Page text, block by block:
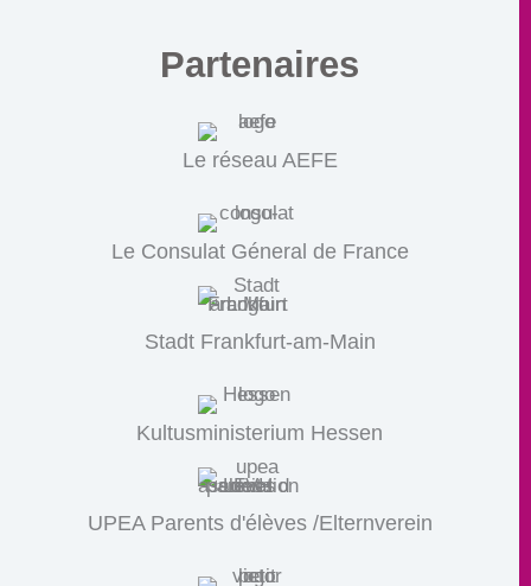
Partenaires
Le réseau AEFE
Le Consulat Géneral de France
Stadt Frankfurt-am-Main
Kultusministerium Hessen
UPEA Parents d'élèves /Elternverein